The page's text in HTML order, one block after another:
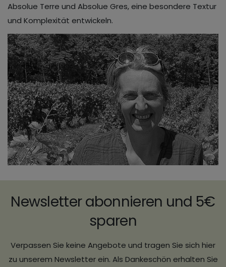
Absolue Terre und Absolue Gres, eine besondere Textur
und Komplexität entwickeln.
Newsletter abonnieren und 5€
sparen
Verpassen Sie keine Angebote und tragen Sie sich hier
zu unserem Newsletter ein. Als Dankeschön erhalten Sie